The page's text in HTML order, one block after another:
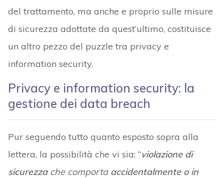
del trattamento, ma anche e proprio sulle misure
di sicurezza adottate da quest’ultimo, costituisce
un altro pezzo del puzzle tra privacy e
information security.
Privacy e information security: la
gestione dei data breach
Pur seguendo tutto quanto esposto sopra alla
lettera, la possibilità che vi sia: “violazione di
sicurezza che comporta accidentalmente o in